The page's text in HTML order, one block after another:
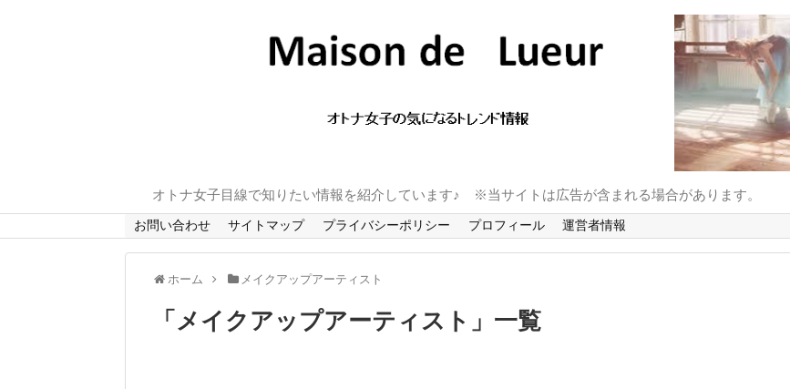
オトナ女子目線で知りたい情報を紹介しています♪ ※当サイトは広告が含まれる場合があります。
お問い合わせ サイトマップ プライバシーポリシー プロフィール 運営者情報
ホーム メイクアップアーティスト
「 メイクアップアーティスト 」 一覧